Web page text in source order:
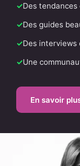
Des
Des guides
Des interviews
Une
En savoir